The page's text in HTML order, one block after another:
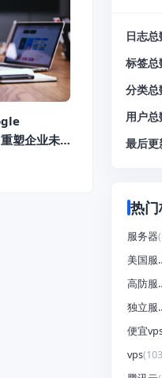
塑企业未
日志总
标签总
分类总
用户总
最后更
热
服务器
美
高
独
便宜
vps